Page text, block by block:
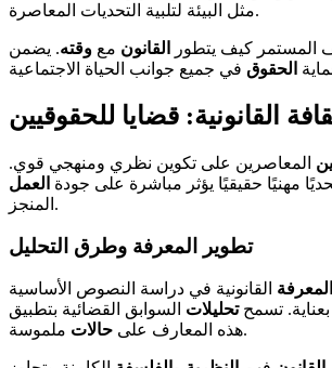
مثل البيئة لتلبية التحديات المعاصرة.
المستمر كيف يتطور القانون مع وقته. يضمن
الحقوق
القانونية: قضايا للحقوقيين
المعاصرين على تكوين نظري ومنهجي قوي.
مهنيًا حقيقيًا يؤثر مباشرة على جودة العمل
المنجز.
تطوير المعرفة وطرق التحليل
المعرفة القانونية في دراسة النصوص الأساسية
تسمحتحليلات السوابق القضائية بتطبيق
هذه المعارف على حالات ملموسة.